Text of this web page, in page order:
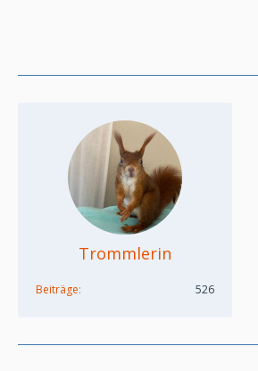
Trommlerin
Beiträge 526